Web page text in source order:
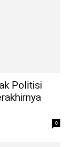
Politisi
0